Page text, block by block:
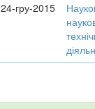
24-гру-2015